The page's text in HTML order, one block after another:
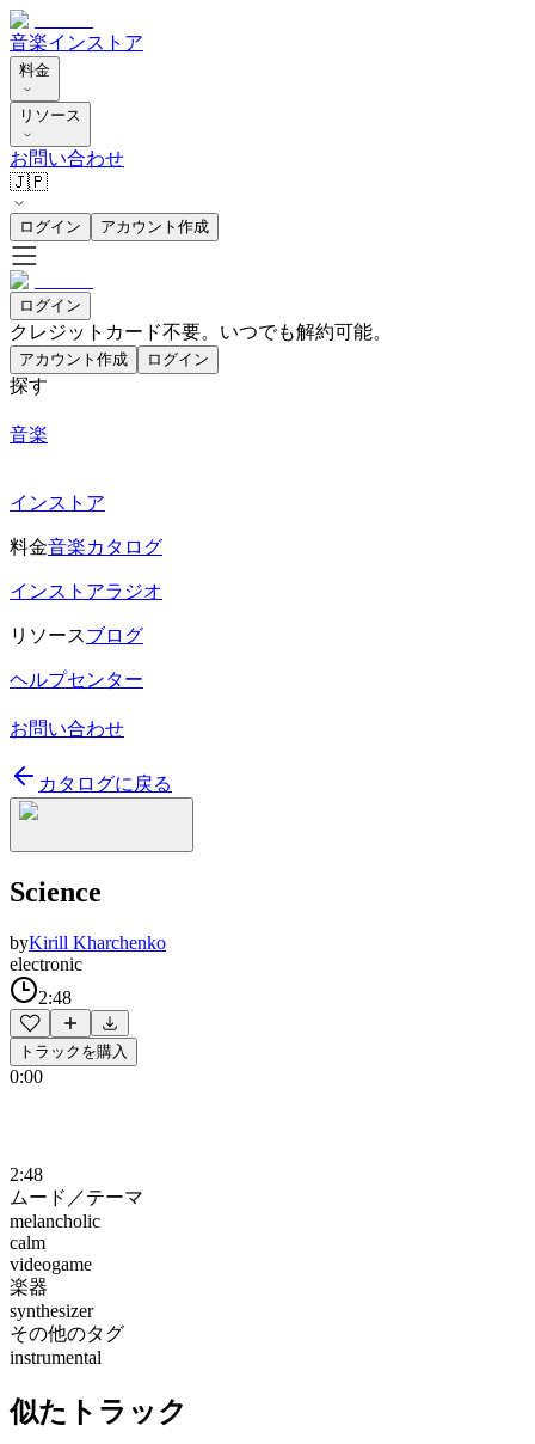
音楽インストア
料金
リソース
お問い合わせ
🇯🇵
ログイン アカウント作成
ログイン
クレジットカード不要。いつでも解約可能。
アカウント作成 ログイン
探す
音楽
インストア
料金音楽カタログ
インストアラジオ
リソースブログ
ヘルプセンター
お問い合わせ
カタログに戻る
Science
byKirill Kharchenko
electronic
2:48
トラックを購入
0:00
2:48
ムード／テーマ
melancholic
calm
videogame
楽器
synthesizer
その他のタグ
instrumental
似たトラック